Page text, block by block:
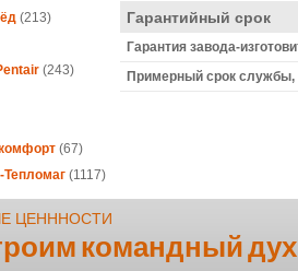
(213)
(243)
(67)
(1117)
Гарантийный срок
Гарантия завода-
Примерный срок службы,
ЦЕНННОСТИ
командный